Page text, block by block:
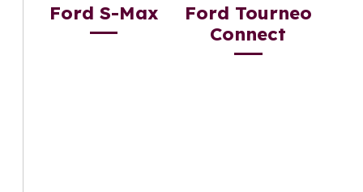
Ford S-Max
Ford Tourneo
Connect